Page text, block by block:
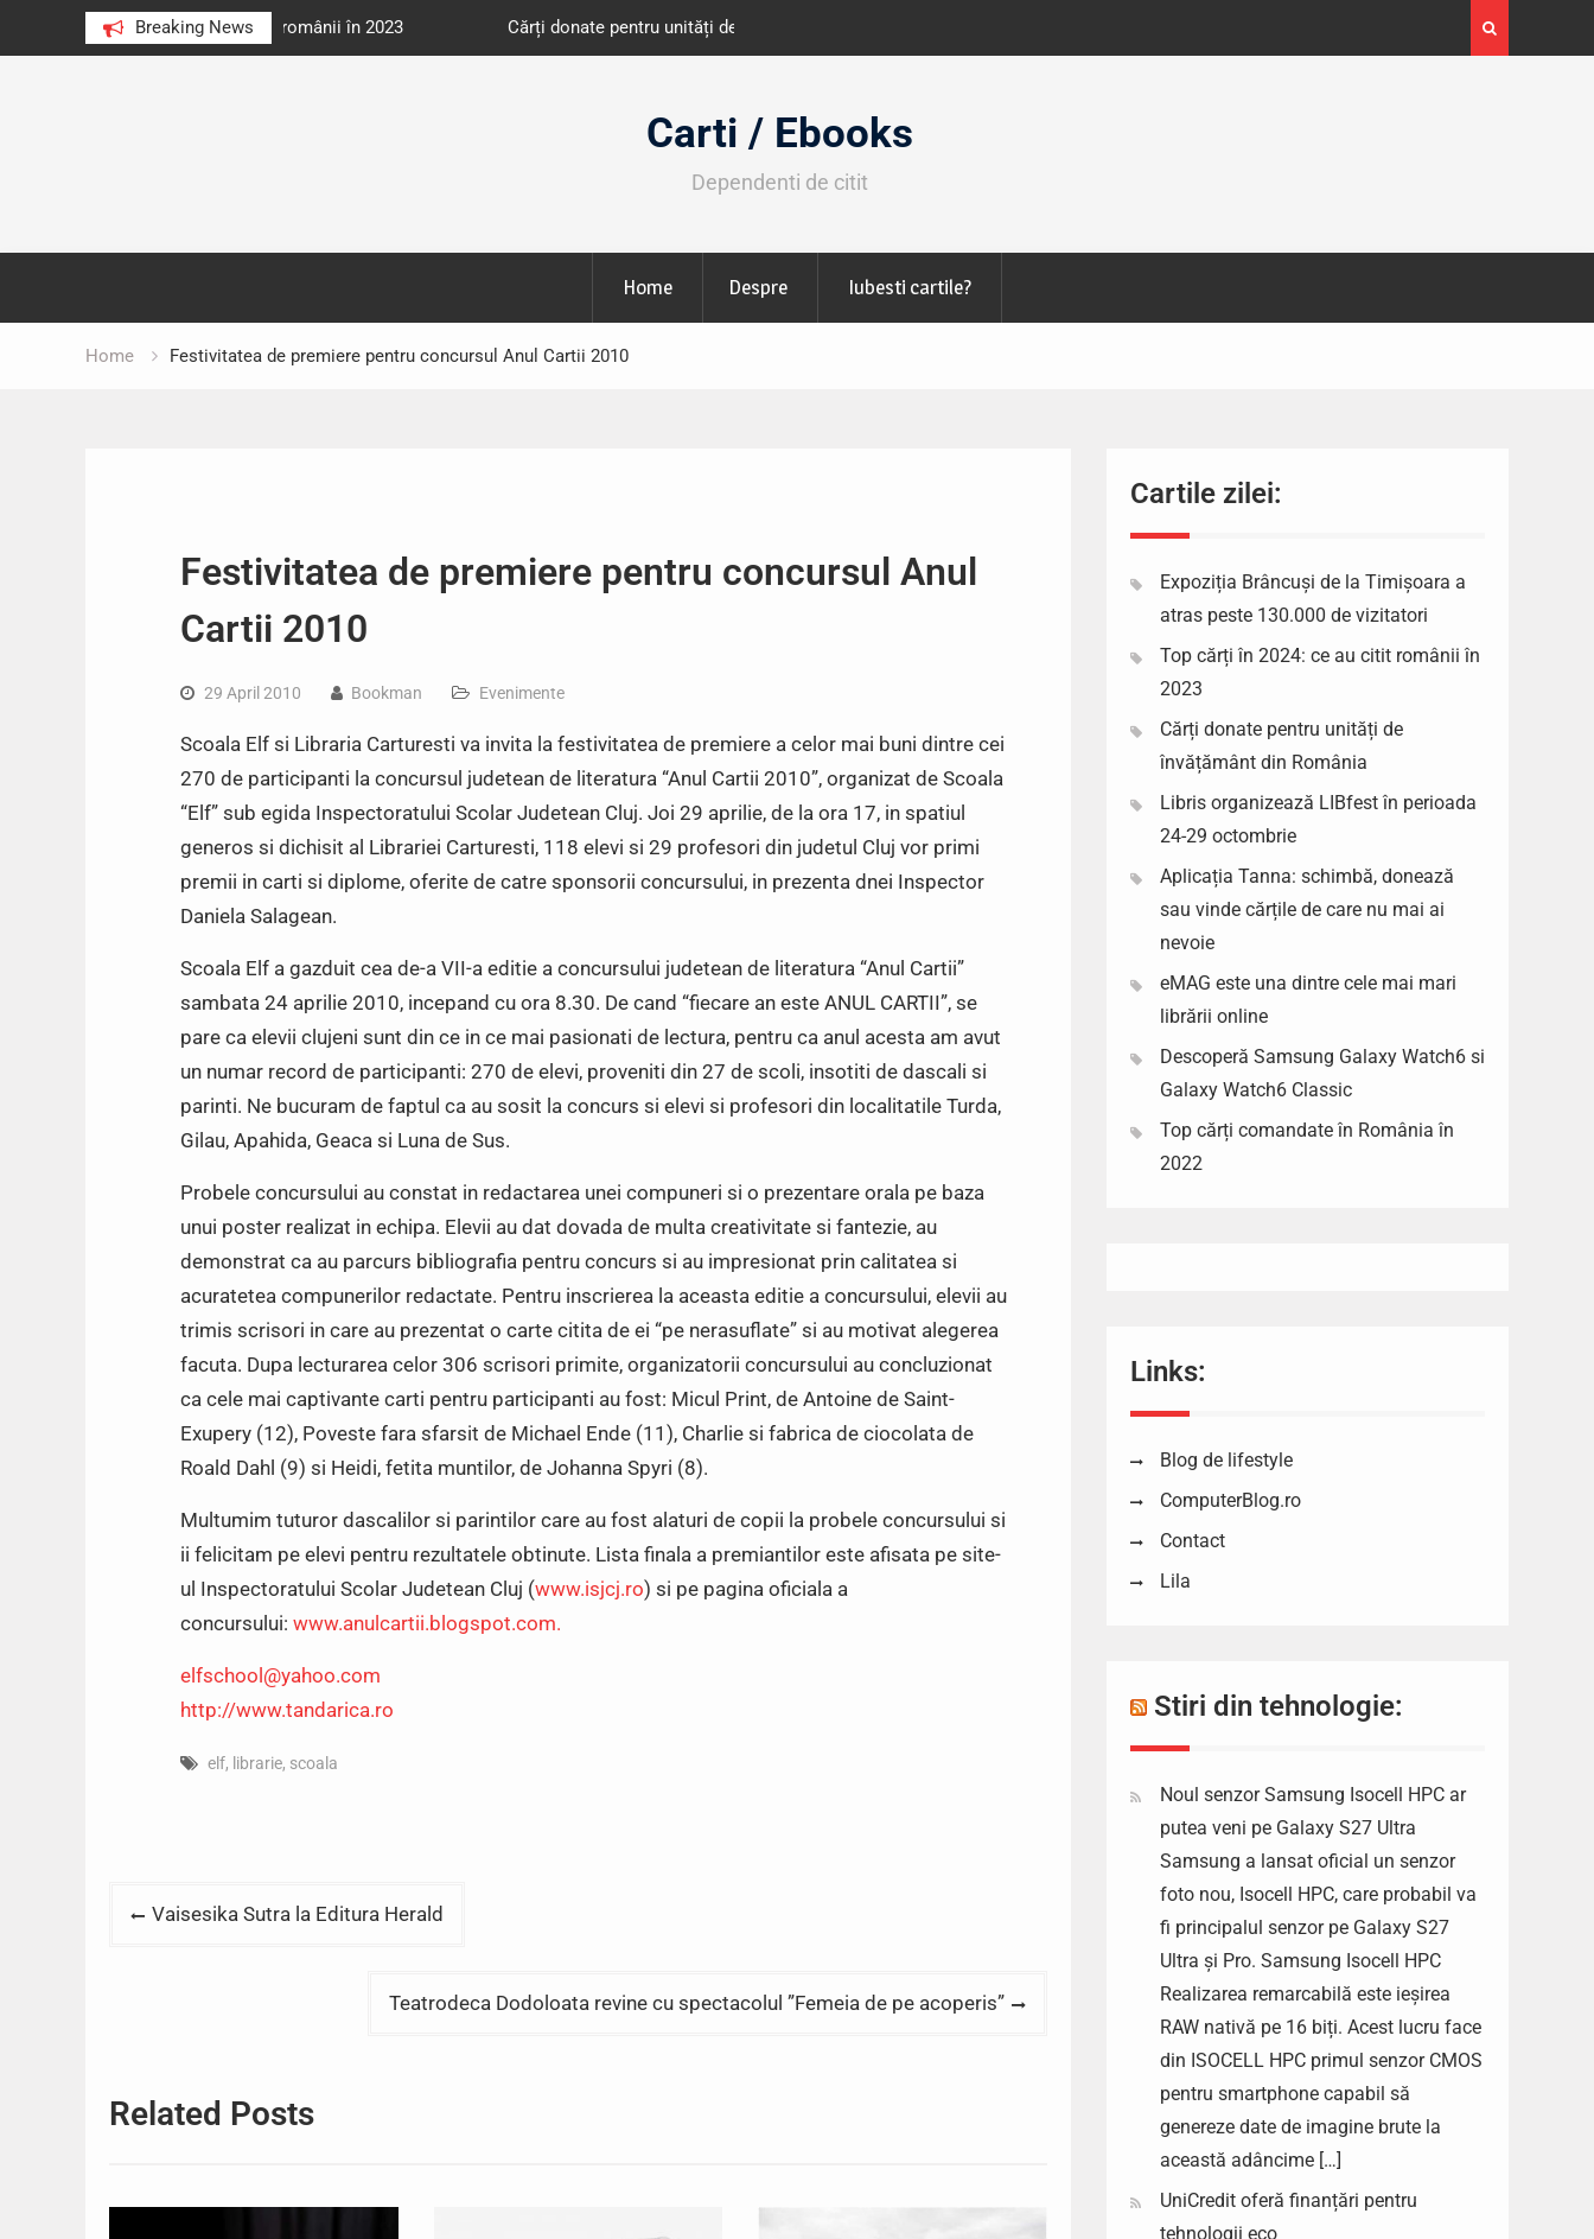
Breaking News
au citit românii în 2023 Cărți donate pentru unități de învățământ din România
octombrie
Expoziția Brâncuși de la Timișoara a atras peste
130.000 de vizitatori
Carti / Ebooks
Dependenti de citit
Home Despre Iubesti cartile?
Home Festivitatea de premiere pentru concursul Anul Cartii 2010
Festivitatea de premiere pentru concursul Anul
Cartii 2010
29 April 2010 Bookman Evenimente
Scoala Elf si Libraria Carturesti va invita la festivitatea de premiere a celor mai buni dintre cei
270 de participanti la concursul judetean de literatura “Anul Cartii 2010”, organizat de Scoala
“Elf” sub egida Inspectoratului Scolar Judetean Cluj. Joi 29 aprilie, de la ora 17, in spatiul
generos si dichisit al Librariei Carturesti, 118 elevi si 29 profesori din judetul Cluj vor primi
premii in carti si diplome, oferite de catre sponsorii concursului, in prezenta dnei Inspector
Daniela Salagean.
Scoala Elf a gazduit cea de-a VII-a editie a concursului judetean de literatura “Anul Cartii”
sambata 24 aprilie 2010, incepand cu ora 8.30. De cand “fiecare an este ANUL CARTII”, se
pare ca elevii clujeni sunt din ce in ce mai pasionati de lectura, pentru ca anul acesta am avut
un numar record de participanti: 270 de elevi, proveniti din 27 de scoli, insotiti de dascali si
parinti. Ne bucuram de faptul ca au sosit la concurs si elevi si profesori din localitatile Turda,
Gilau, Apahida, Geaca si Luna de Sus.
Probele concursului au constat in redactarea unei compuneri si o prezentare orala pe baza
unui poster realizat in echipa. Elevii au dat dovada de multa creativitate si fantezie, au
demonstrat ca au parcurs bibliografia pentru concurs si au impresionat prin calitatea si
acuratetea compunerilor redactate. Pentru inscrierea la aceasta editie a concursului, elevii au
trimis scrisori in care au prezentat o carte citita de ei “pe nerasuflate” si au motivat alegerea
facuta. Dupa lecturarea celor 306 scrisori primite, organizatorii concursului au concluzionat
ca cele mai captivante carti pentru participanti au fost: Micul Print, de Antoine de Saint-
Exupery (12), Poveste fara sfarsit de Michael Ende (11), Charlie si fabrica de ciocolata de
Roald Dahl (9) si Heidi, fetita muntilor, de Johanna Spyri (8).
Multumim tuturor dascalilor si parintilor care au fost alaturi de copii la probele concursului si
ii felicitam pe elevi pentru rezultatele obtinute. Lista finala a premiantilor este afisata pe site-
ul Inspectoratului Scolar Judetean Cluj (www.isjcj.ro) si pe pagina oficiala a
concursului: www.anulcartii.blogspot.com.
elfschool@yahoo.com
http://www.tandarica.ro
elf, librarie, scoala
PostVaisesika Sutra la Editura Herald
Teatrodeca Dodoloata revine cu spectacolul ”Femeia de pe acoperis”
Related Posts
Cartile zilei:
Expoziția Brâncuși de la Timișoara a
atras peste 130.000 de vizitatori
Top cărți în 2024: ce au citit românii în
2023
Cărți donate pentru unități de
învățământ din România
Libris organizează LIBfest în perioada
24-29 octombrie
Aplicația Tanna: schimbă, donează
sau vinde cărțile de care nu mai ai
nevoie
eMAG este una dintre cele mai mari
librării online
Descoperă Samsung Galaxy Watch6 si
Galaxy Watch6 Classic
Top cărți comandate în România în
2022
Links:
Blog de lifestyle
ComputerBlog.ro
Contact
Lila
Stiri din tehnologie:
Noul senzor Samsung Isocell HPC ar
putea veni pe Galaxy S27 Ultra
Samsung a lansat oficial un senzor
foto nou, Isocell HPC, care probabil va
fi principalul senzor pe Galaxy S27
Ultra și Pro. Samsung Isocell HPC
Realizarea remarcabilă este ieșirea
RAW nativă pe 16 biți. Acest lucru face
din ISOCELL HPC primul senzor CMOS
pentru smartphone capabil să
genereze date de imagine brute la
această adâncime […]
UniCredit oferă finanțări pentru
tehnologii eco